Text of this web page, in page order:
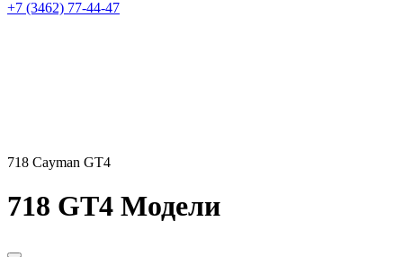
+7 (3462) 77-44-47
718 Cayman GT4
718 GT4 Модели